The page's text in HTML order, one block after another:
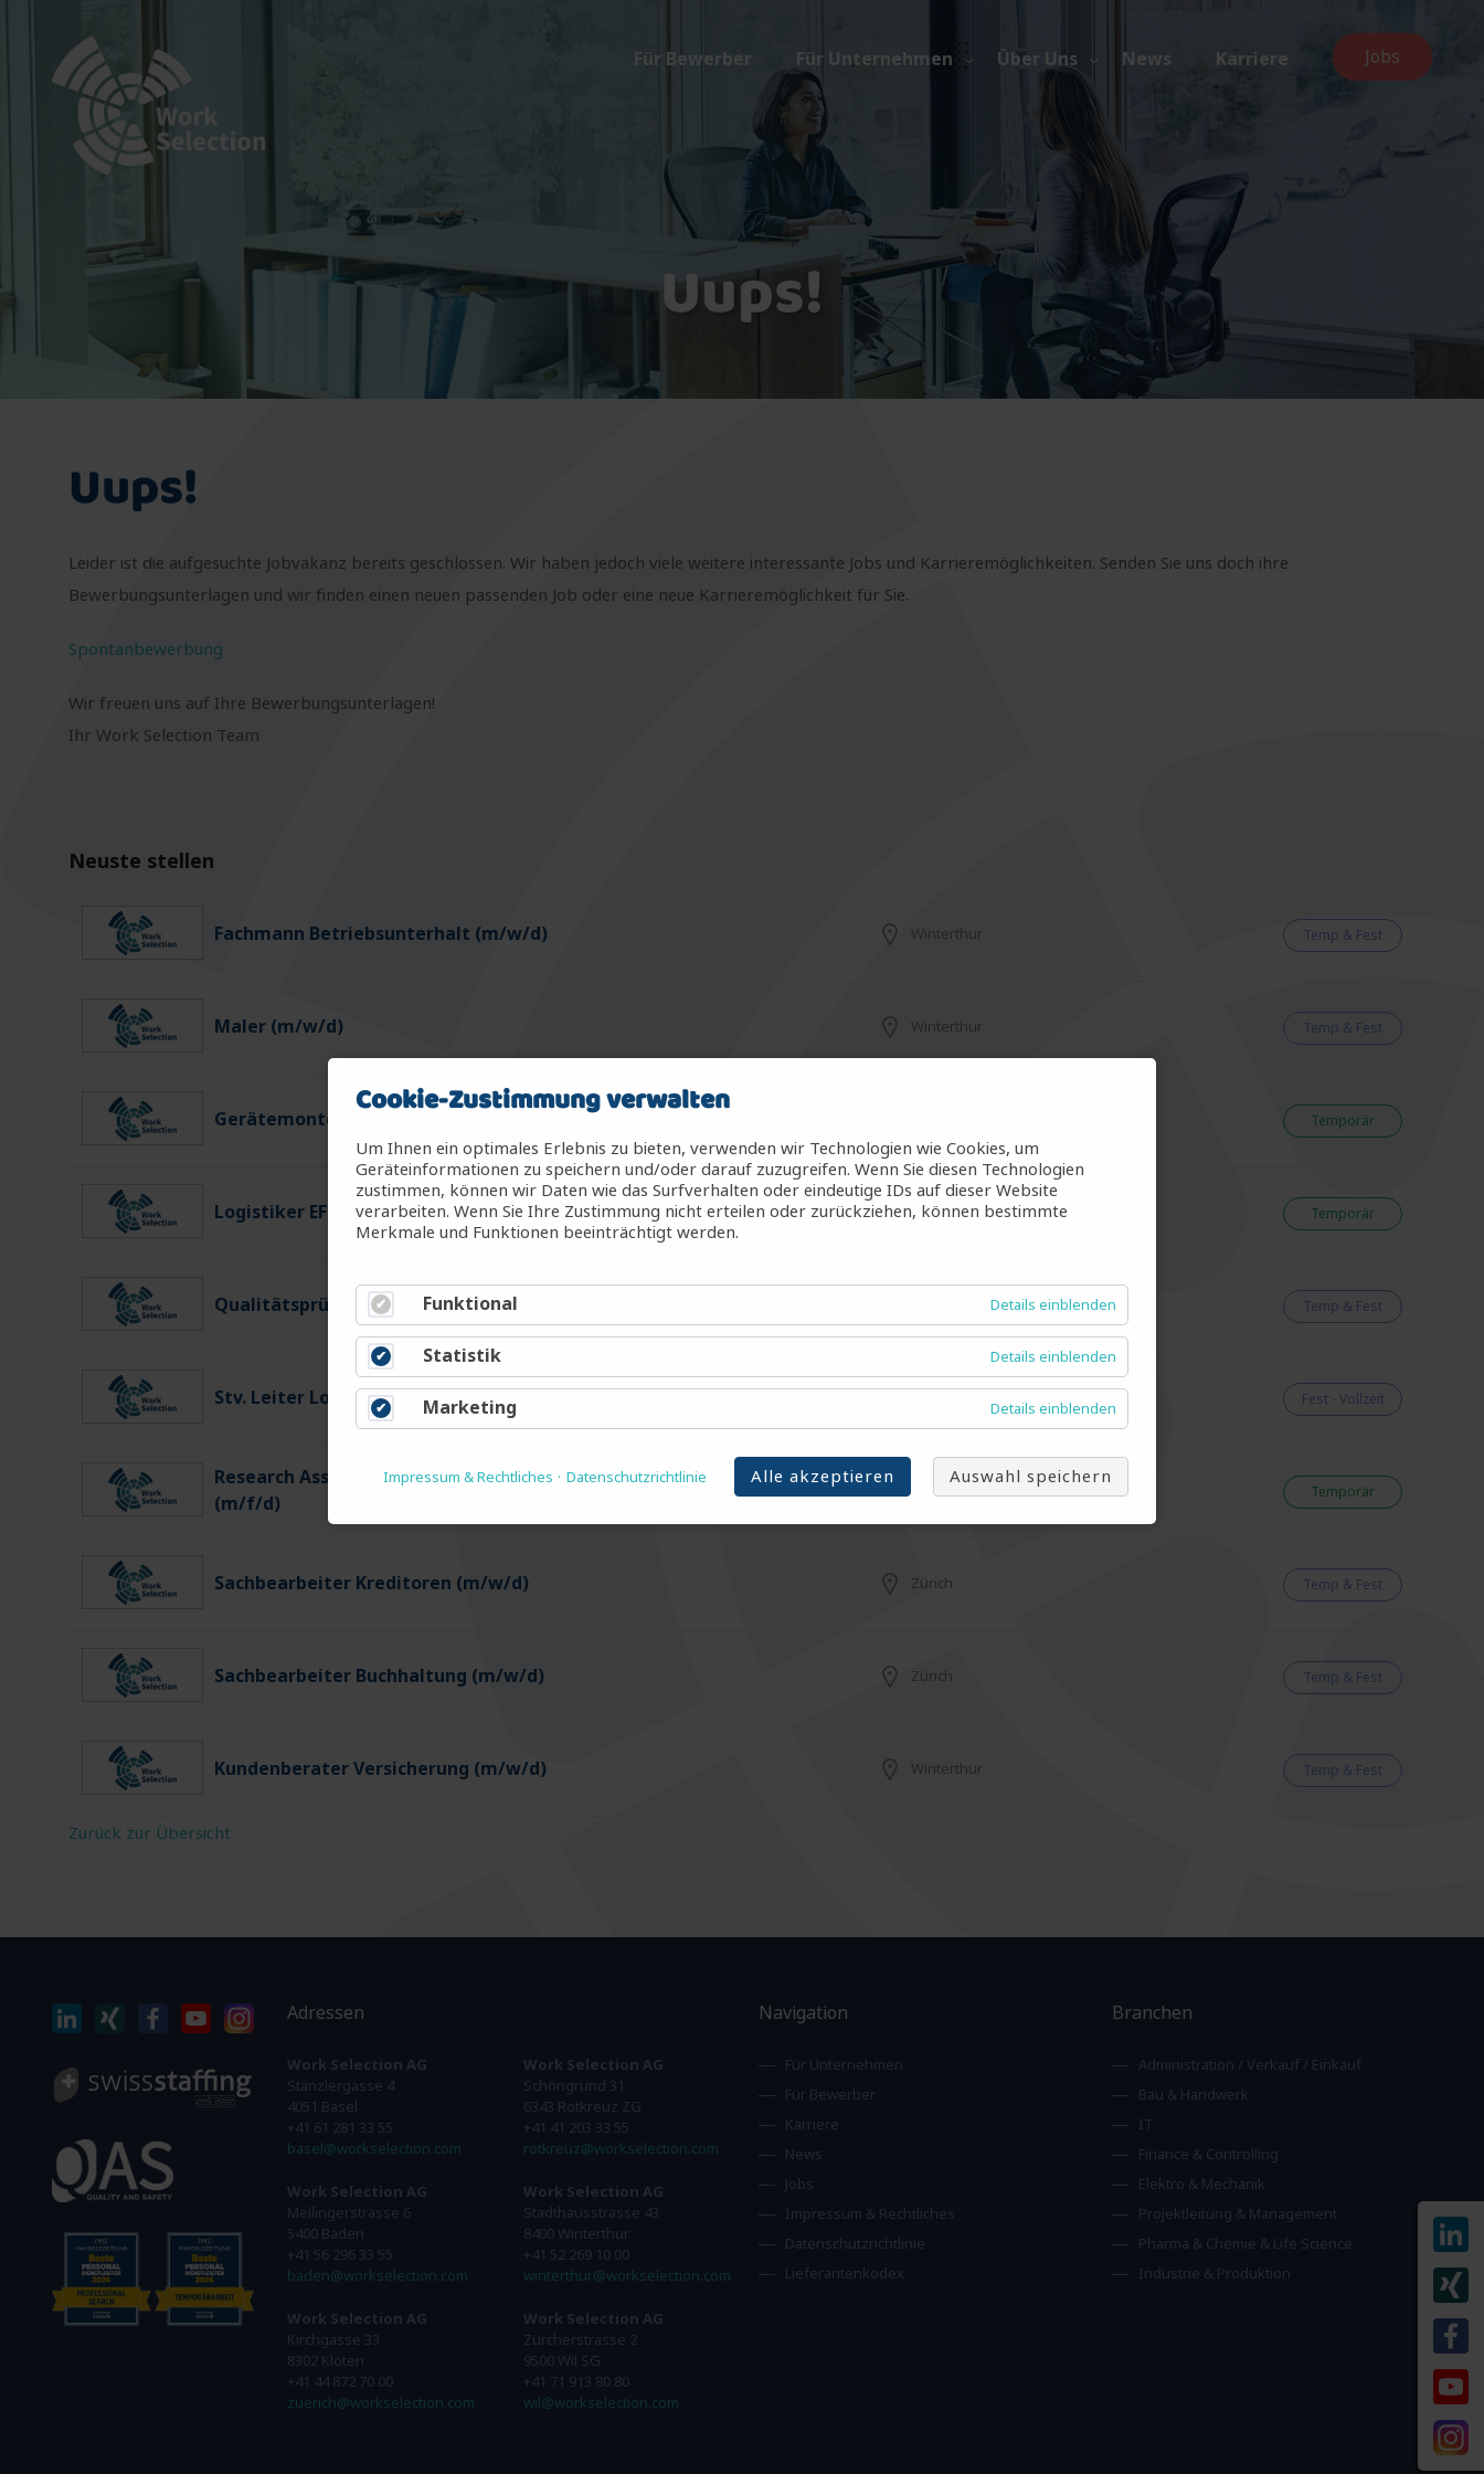
Jobs
Für Bewerber Für Unternehmen Über Uns News Karriere
Uups!
Uups!
Leider ist die aufgesuchte Jobvakanz bereits geschlossen. Wir haben jedoch viele weitere interessante Jobs und Karrieremöglichkeiten. Senden Sie uns doch ihre
Bewerbungsunterlagen und wir finden einen neuen passenden Job oder eine neue Karrieremöglichkeit für Sie.
Spontanbewerbung
Wir freuen uns auf Ihre Bewerbungsunterlagen!
Ihr Work Selection Team
Neuste stellen
Fachmann Betriebsunterhalt (m/w/d) Winterthur Temp & Fest
Maler (m/w/d) Winterthur Temp & Fest
Gerätemonteur für Diagnosesysteme - MedTech (m/w/d) Temporär
Logistiker EFZ (m/w/d) Liestal Temporär
Qualitätsprüfer Wareneingang (m/w/d) Temp & Fest
Stv. Leiter Logistik Ost (m/w/d) Fest - Vollzeit
Research Associate for in vivo Nonmalignant Hematology Research
(m/f/d)
Basel Temporär
Sachbearbeiter Kreditoren (m/w/d) Zürich Temp & Fest
Sachbearbeiter Buchhaltung (m/w/d) Zürich Temp & Fest
Kundenberater Versicherung (m/w/d) Winterthur Temp & Fest
Zurück zur Übersicht
Adressen
Work Selection AG
Stänzlergasse 4
4051 Basel
+41 61 281 33 55
basel@workselection.com
Work Selection AG
Mellingerstrasse 6
5400 Baden
+41 56 296 33 55
baden@workselection.com
Work Selection AG
Kirchgasse 33
8302 Kloten
+41 44 872 70 00
zuerich@workselection.com
Work Selection AG
Schöngrund 31
6343 Rotkreuz ZG
+41 41 203 33 55
rotkreuz@workselection.com
Work Selection AG
Stadthausstrasse 43
8400 Winterthur
+41 52 269 10 00
winterthur@workselection.com
Work Selection AG
Zürcherstrasse 2
9500 Wil SG
+41 71 913 80 80
wil@workselection.com
Navigation
Für Unternehmen
Für Bewerber
Karriere
News
Jobs
Impressum & Rechtliches
Datenschutzrichtlinie
Lieferantenkodex
Branchen
Administration / Verkauf / Einkauf
Bau & Handwerk
IT
Finance & Controlling
Elektro & Mechanik
Projektleitung & Management
Pharma & Chemie & Life Science
Industrie & Produktion
Cookie-Zustimmung verwalten
Um Ihnen ein optimales Erlebnis zu bieten, verwenden wir Technologien wie Cookies, um
Geräteinformationen zu speichern und/oder darauf zuzugreifen. Wenn Sie diesen Technologien
zustimmen, können wir Daten wie das Surfverhalten oder eindeutige IDs auf dieser Website
verarbeiten. Wenn Sie Ihre Zustimmung nicht erteilen oder zurückziehen, können bestimmte
Merkmale und Funktionen beeinträchtigt werden.
Funktional Details einblenden
Statistik Details einblenden
Marketing Details einblenden
Auswahl speichern
Alle akzeptieren
Impressum & Rechtliches Datenschutzrichtlinie